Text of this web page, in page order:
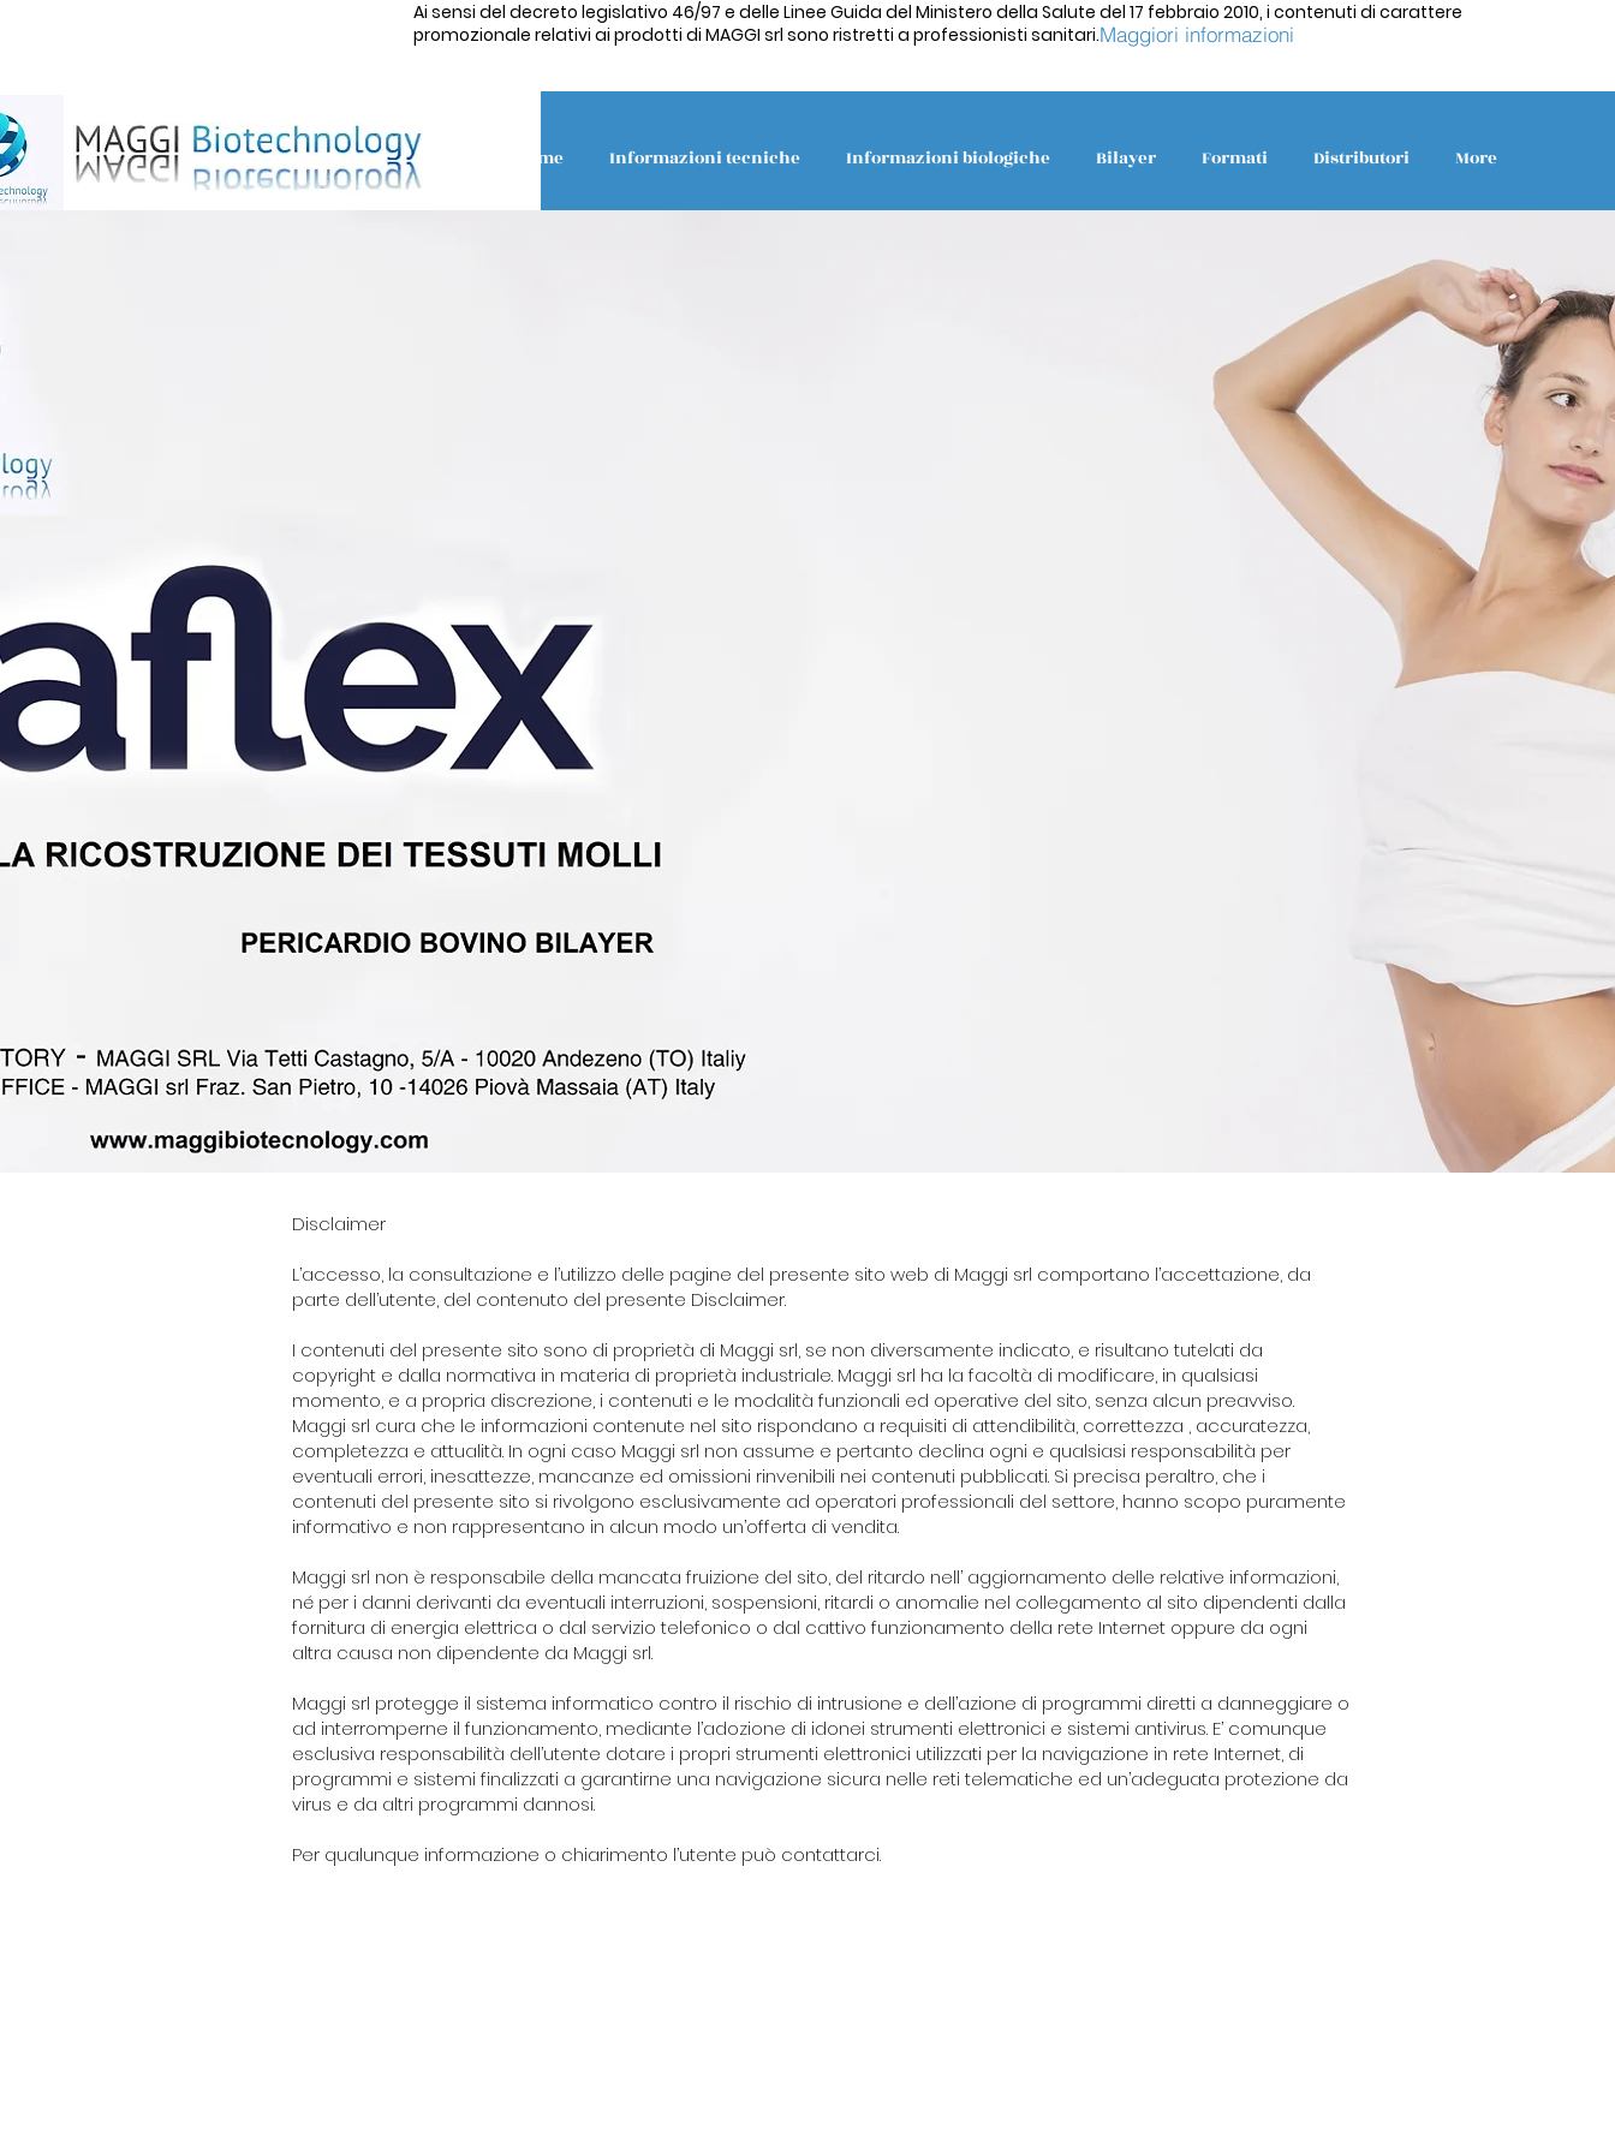
Ai sensi del decreto legislativo 46/97 e delle Linee Guida del Ministero della Salute del 17 febbraio 2010, i contenuti di carattere
promozionale relativi ai prodotti di MAGGI srl sono ristretti a professionisti sanitari.Maggiori informazioni
Home Informazioni tecniche Informazioni biologiche Bilayer Formati Distributori More
Disclaimer
L’accesso, la consultazione e l’utilizzo delle pagine del presente sito web di Maggi srl comportano l’accettazione, da
parte dell’utente, del contenuto del presente Disclaimer.
I contenuti del presente sito sono di proprietà di Maggi srl, se non diversamente indicato, e risultano tutelati da
copyright e dalla normativa in materia di proprietà industriale. Maggi srl ha la facoltà di modificare, in qualsiasi
momento, e a propria discrezione, i contenuti e le modalità funzionali ed operative del sito, senza alcun preavviso.
Maggi srl cura che le informazioni contenute nel sito rispondano a requisiti di attendibilità, correttezza , accuratezza,
completezza e attualità. In ogni caso Maggi srl non assume e pertanto declina ogni e qualsiasi responsabilità per
eventuali errori, inesattezze, mancanze ed omissioni rinvenibili nei contenuti pubblicati. Si precisa peraltro, che i
contenuti del presente sito si rivolgono esclusivamente ad operatori professionali del settore, hanno scopo puramente
informativo e non rappresentano in alcun modo un’offerta di vendita.
Maggi srl non è responsabile della mancata fruizione del sito, del ritardo nell’ aggiornamento delle relative informazioni,
né per i danni derivanti da eventuali interruzioni, sospensioni, ritardi o anomalie nel collegamento al sito dipendenti dalla
fornitura di energia elettrica o dal servizio telefonico o dal cattivo funzionamento della rete Internet oppure da ogni
altra causa non dipendente da Maggi srl.
Maggi srl protegge il sistema informatico contro il rischio di intrusione e dell’azione di programmi diretti a danneggiare o
ad interromperne il funzionamento, mediante l’adozione di idonei strumenti elettronici e sistemi antivirus. E’ comunque
esclusiva responsabilità dell’utente dotare i propri strumenti elettronici utilizzati per la navigazione in rete Internet, di
programmi e sistemi finalizzati a garantirne una navigazione sicura nelle reti telematiche ed un’adeguata protezione da
virus e da altri programmi dannosi.
Per qualunque informazione o chiarimento l’utente può contattarci.